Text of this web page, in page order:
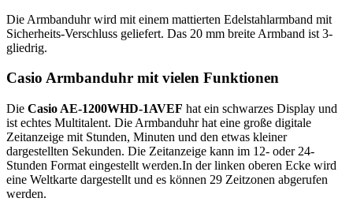
Die Armbanduhr wird mit einem mattierten Edelstahlarmband mit
Sicherheits-Verschluss geliefert. Das 20 mm breite Armband ist 3-
gliedrig.
Casio Armbanduhr mit vielen Funktionen
Die Casio AE-1200WHD-1AVEF hat ein schwarzes Display und
ist echtes Multitalent. Die Armbanduhr hat eine große digitale
Zeitanzeige mit Stunden, Minuten und den etwas kleiner
dargestellten Sekunden. Die Zeitanzeige kann im 12- oder 24-
Stunden Format eingestellt werden.In der linken oberen Ecke wird
eine Weltkarte dargestellt und es können 29 Zeitzonen abgerufen
werden.